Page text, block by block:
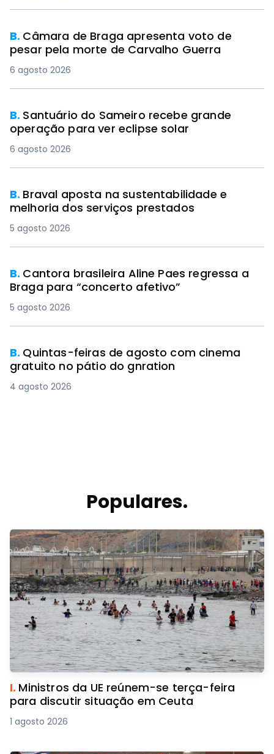
B. Câmara de Braga apresenta voto de
pesar pela morte de Carvalho Guerra
6 agosto 2026
B. Santuário do Sameiro recebe grande
operação para ver eclipse solar
6 agosto 2026
B. Braval aposta na sustentabilidade e
melhoria dos serviços prestados
5 agosto 2026
B. Cantora brasileira Aline Paes regressa a
Braga para “concerto afetivo”
5 agosto 2026
B. Quintas-feiras de agosto com cinema
gratuito no pátio do gnration
4 agosto 2026
Populares.
I. Ministros da UE reúnem-se terça-feira
para discutir situação em Ceuta
1 agosto 2026